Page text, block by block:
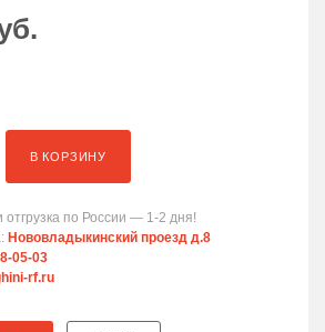
В КОРЗИНУ
отгрузка по России — 1-2 дня!
Нововладыкинский проезд д.8
05-03
rf.ru